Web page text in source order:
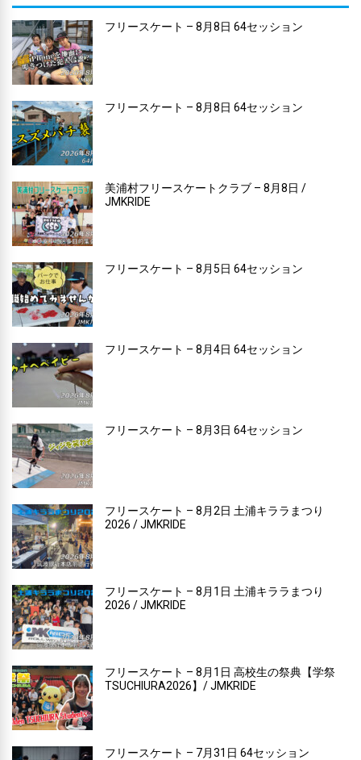
フリースケート – 8月8日 64セッション
フリースケート – 8月8日 64セッション
美浦村フリースケートクラブ – 8月8日 /
JMKRIDE
フリースケート – 8月5日 64セッション
フリースケート – 8月4日 64セッション
フリースケート – 8月3日 64セッション
フリースケート – 8月2日 土浦キララまつり
2026 / JMKRIDE
フリースケート – 8月1日 土浦キララまつり
2026 / JMKRIDE
フリースケート – 8月1日 高校生の祭典【学祭
TSUCHIURA2026】/ JMKRIDE
フリースケート – 7月31日 64セッション